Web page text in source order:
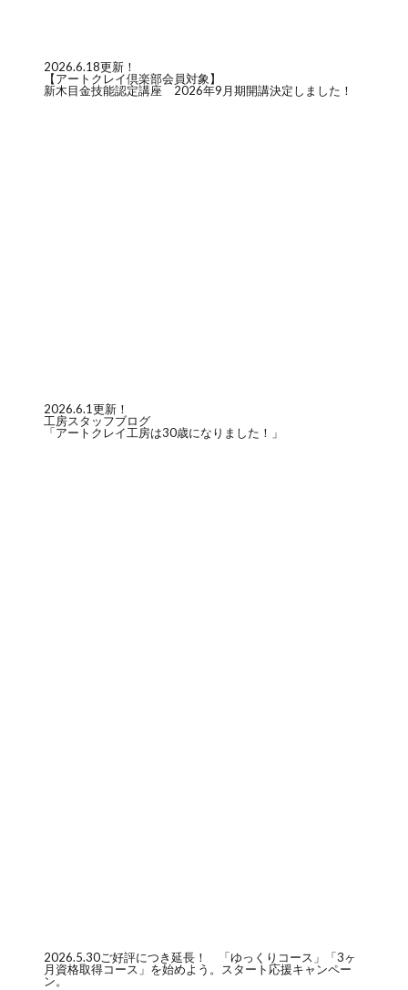
2026.6.18更新！
【アートクレイ倶楽部会員対象】
新木目金技能認定講座 2026年9月期開講決定しました！
2026.6.1更新！
工房スタッフブログ
「アートクレイ工房は30歳になりました！」
2026.5.30ご好評につき延長！ 「ゆっくりコース 」「3ヶ
月資格取得コース 」を始めよう。スタート応援キャンペー
ン。